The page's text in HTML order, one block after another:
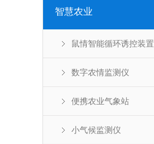
智慧农业
鼠情智能循环诱控装置
数字农情监测仪
便携农业气象站
小气候监测仪